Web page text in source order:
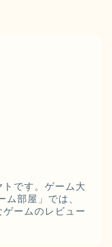
トです。ゲーム大
部屋」では、
ームのレビュー